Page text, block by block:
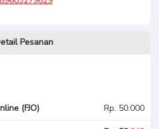
Pesanan
(FJO) Rp. 50.000